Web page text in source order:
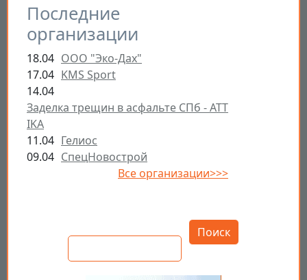
Последние
организации
18.04 ООО "Эко-Дах"
17.04 KMS Sport
14.04
Заделка трещин в асфальте СПб - ATT
IKA
11.04 Гелиос
09.04 СпецНовострой
Все организации>>>